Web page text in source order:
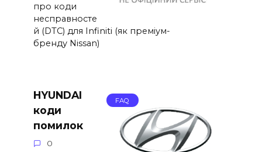
про коди
несправносте
й (DTC) для Infiniti (як преміум-
бренду Nissan)
FAQ
HYUNDAI
коди
помилок
0